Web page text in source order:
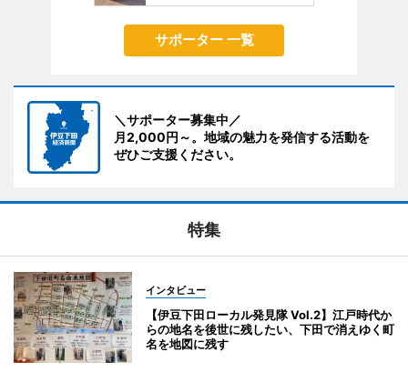
サポーター 一覧
＼サポーター募集中／
月2,000円～。地域の魅力を発信する活動を
ぜひご支援ください。
特集
インタビュー
【伊豆下田ローカル発見隊 Vol.2】江戸時代か
らの地名を後世に残したい、下田で消えゆく町
名を地図に残す